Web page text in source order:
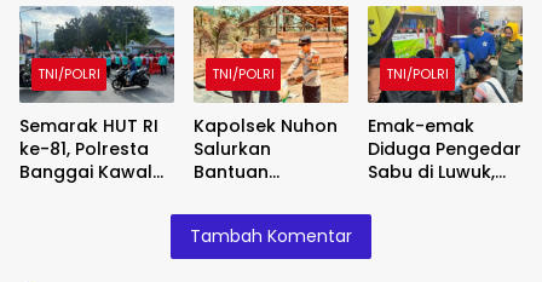
Perairan
Masama
Banggai
Banggai,
Dilaporkan
Hilang Selama 2
Hari
Selamatkan
Lingkungan
Sekitar
TNI/POLRI
Semarak HUT RI
ke-81, Polresta
Banggai Kawal
TNI/POLRI
Kapolsek Nuhon
Salurkan
Bantuan
kepada Korban
Kebakaran di
Desa
TNI/POLRI
Emak-emak
Diduga Pengedar
Sabu di Luwuk,
Ditangkap Polisi
Tambah Komentar